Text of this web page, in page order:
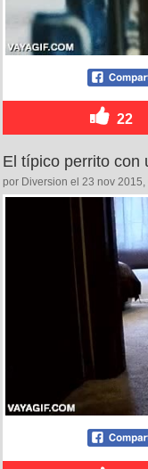
22
El típico perrito con
por Diversion el 23 nov 2015,